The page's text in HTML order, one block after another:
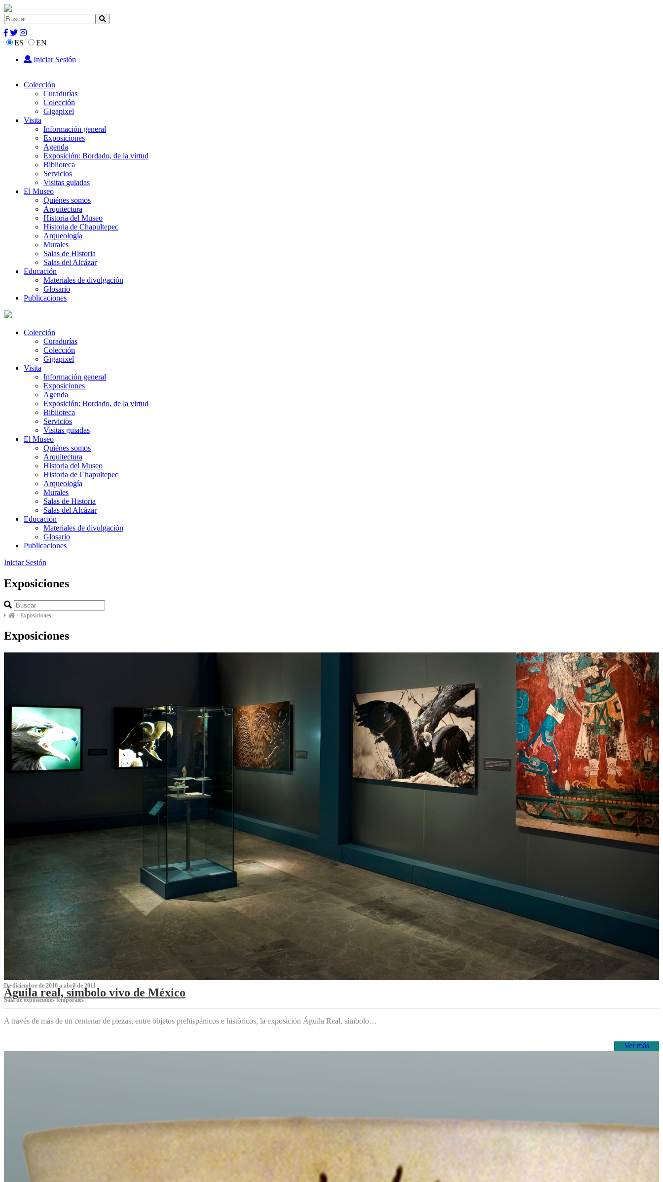
ES
EN
Iniciar Sesión
Colección
Curadurías
Colección
Gigapixel
Visita
Información general
Exposiciones
Agenda
Exposición: Bordado, de la virtud
Biblioteca
Servicios
Visitas guiadas
El Museo
Quiénes somos
Arquitectura
Historia del Museo
Historia de Chapultepec
Arqueología
Murales
Salas de Historia
Salas del Alcázar
Educación
Materiales de divulgación
Glosario
Publicaciones
Colección
Curadurías
Colección
Gigapixel
Visita
Información general
Exposiciones
Agenda
Exposición: Bordado, de la virtud
Biblioteca
Servicios
Visitas guiadas
El Museo
Quiénes somos
Arquitectura
Historia del Museo
Historia de Chapultepec
Arqueología
Murales
Salas de Historia
Salas del Alcázar
Educación
Materiales de divulgación
Glosario
Publicaciones
Iniciar Sesión
Exposiciones
/ Exposiciones
Exposiciones
De diciembre de 2010 a abril de 2011
Águila real, símbolo vivo de México
Sala de exposiciones temporales
A través de más de un centenar de piezas, entre objetos prehispánicos e históricos, la exposición Águila Real, símbolo…
Ver más